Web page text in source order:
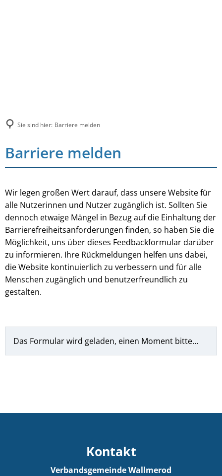
Sie sind hier: Barriere melden
Barriere melden
Wir legen großen Wert darauf, dass unsere Website für
alle Nutzerinnen und Nutzer zugänglich ist. Sollten Sie
dennoch etwaige Mängel in Bezug auf die Einhaltung der
Barrierefreiheitsanforderungen finden, so haben Sie die
Möglichkeit, uns über dieses Feedbackformular darüber
zu informieren. Ihre Rückmeldungen helfen uns dabei,
die Website kontinuierlich zu verbessern und für alle
Menschen zugänglich und benutzerfreundlich zu
gestalten.
Das Formular wird geladen, einen Moment bitte…
Kontakt
Verbandsgemeinde Wallmerod